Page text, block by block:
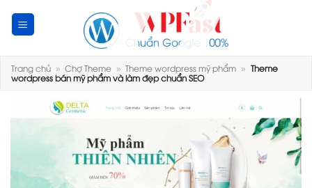
Trang chủ » Chợ Theme » Theme wordpress mỹ phẩm » Theme
wordpress bán mỹ phẩm và làm đẹp chuẩn SEO